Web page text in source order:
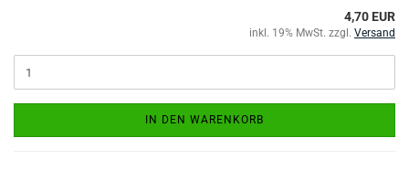
4,70 EUR
inkl. 19% MwSt. zzgl. Versand
IN DEN WARENKORB